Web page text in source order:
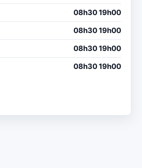
08h30 19h00
08h30 19h00
08h30 19h00
08h30 19h00